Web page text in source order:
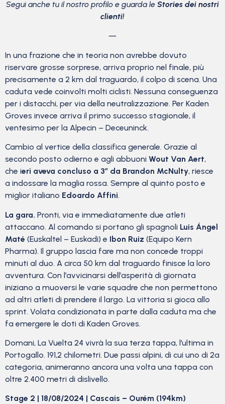
Segui anche tu il nostro profilo e guarda le Stories dei nostri
clienti!
—
In una frazione che in teoria non avrebbe dovuto
riservare grosse sorprese, arriva proprio nel finale, più
precisamente a 2 km dal traguardo, il colpo di scena. Una
caduta vede coinvolti molti ciclisti. Nessuna conseguenza
per i distacchi, per via della neutralizzazione. Per Kaden
Groves invece arriva il primo successo stagionale, il
ventesimo per la Alpecin – Deceuninck.
Cambio al vertice della classifica generale. Grazie al
secondo posto odierno e agli abbuoni Wout Van Aert,
che ieri aveva concluso a 3″ da Brandon McNulty, riesce
a indossare la maglia rossa. Sempre al quinto posto e
miglior italiano Edoardo Affini.
La gara. Pronti, via e immediatamente due atleti
attaccano. Al comando si portano gli spagnoli Luis Ángel
Maté (Euskaltel – Euskadi) e Ibon Ruiz (Equipo Kern
Pharma). Il gruppo lascia fare ma non concede troppi
minuti al duo. A circa 50 km dal traguardo finisce la loro
avventura. Con l’avvicinarsi dell’asperità di giornata
iniziano a muoversi le varie squadre che non permettono
ad altri atleti di prendere il largo. La vittoria si gioca allo
sprint. Volata condizionata in parte dalla caduta ma che
fa emergere le doti di Kaden Groves.
Domani, La Vuelta 24 vivrà la sua terza tappa, l’ultima in
Portogallo. 191,2 chilometri. Due passi alpini, di cui uno di 2a
categoria, animeranno ancora una volta una tappa con
oltre 2.400 metri di dislivello.
Stage 2 | 18/08/2024 | Cascais – Ourém (194km)